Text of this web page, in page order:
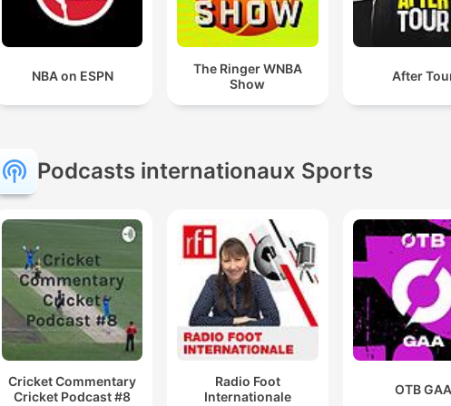
NBA on ESPN
The Ringer WNBA
Show
After
Podcasts internationaux Sports
Cricket Commentary
Cricket Podcast #8
Radio Foot
Internationale
OTB GAA